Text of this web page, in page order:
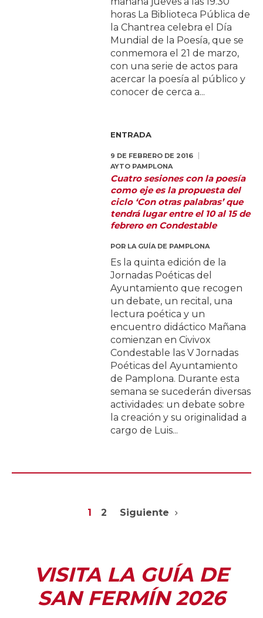
horas La Biblioteca Pública de
la Chantrea celebra el Día
Mundial de la Poesía, que se
conmemora el 21 de marzo,
con una serie de actos para
acercar la poesía al público y
conocer de cerca a...
ENTRADA
9 DE FEBRERO DE 2016
AYTO PAMPLONA
Cuatro sesiones con la poesía
como eje es la propuesta del
ciclo ‘Con otras palabras’ que
tendrá lugar entre el 10 al 15 de
febrero en Condestable
POR LA GUÍA DE PAMPLONA
Es la quinta edición de la
Jornadas Poéticas del
Ayuntamiento que recogen
un debate, un recital, una
lectura poética y un
encuentro didáctico Mañana
comienzan en Civivox
Condestable las V Jornadas
Poéticas del Ayuntamiento
de Pamplona. Durante esta
semana se sucederán diversas
actividades: un debate sobre
la creación y su originalidad a
cargo de Luis...
1 2 Siguiente
VISITA LA GUÍA DE
SAN FERMÍN 2026